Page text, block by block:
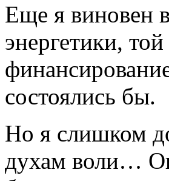
Еще я виновен
энергетики,
состоялись бы.
Но я слишком
духам воли…